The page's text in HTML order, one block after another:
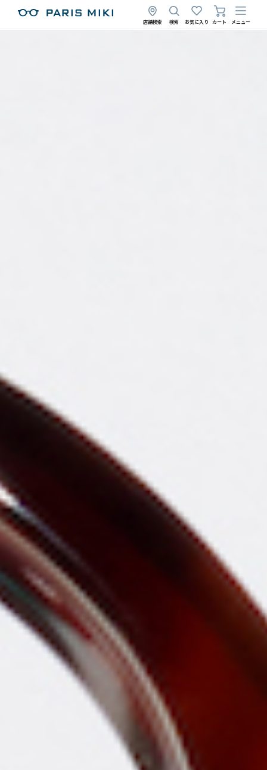
店舗検索 検索 お気に入り カート メニュー